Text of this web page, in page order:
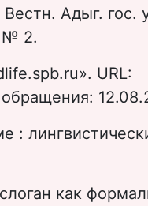
Адыг. гос.
№ 2.
URL:
обращения:
:
как